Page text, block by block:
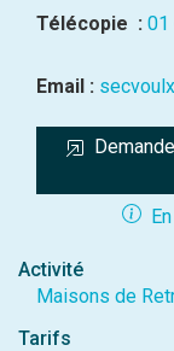
Télécopie : 01
Email :
Activité
Maisons de
Tarifs